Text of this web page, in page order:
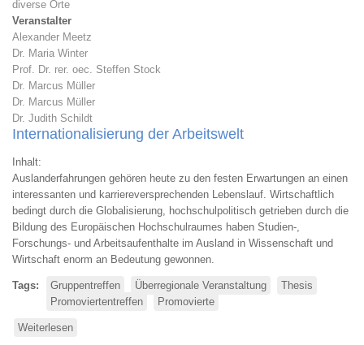
diverse Orte
Veranstalter
Alexander Meetz
Dr. Maria Winter
Prof. Dr. rer. oec. Steffen Stock
Dr. Marcus Müller
Dr. Marcus Müller
Dr. Judith Schildt
Internationalisierung der Arbeitswelt
Inhalt:
Auslanderfahrungen gehören heute zu den festen Erwartungen an einen
interessanten und karriereversprechenden Lebenslauf. Wirtschaftlich
bedingt durch die Globalisierung, hochschulpolitisch getrieben durch die
Bildung des Europäischen Hochschulraumes haben Studien-,
Forschungs- und Arbeitsaufenthalte im Ausland in Wissenschaft und
Wirtschaft enorm an Bedeutung gewonnen.
Tags Gruppentreffen Überregionale Veranstaltung
Thesis
Promoviertentreffen
Promovierte
Weiterlesen